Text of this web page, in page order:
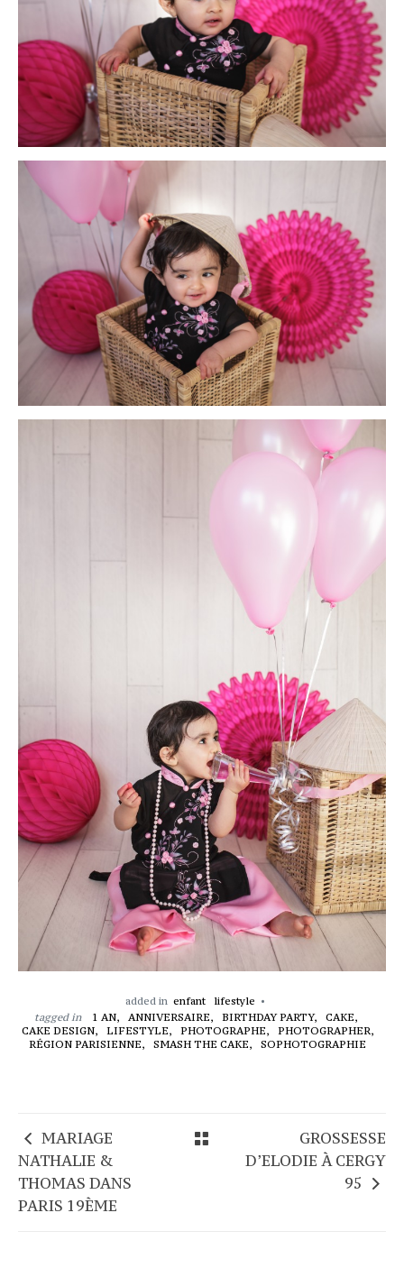
added in enfant
lifestyle
tagged in
1 AN, ANNIVERSAIRE, BIRTHDAY PARTY,
CAKE,
CAKE DESIGN,
LIFESTYLE, PHOTOGRAPHE,
PHOTOGRAPHER,
RÉGION PARISIENNE,
SMASH THE CAKE, SOPHOTOGRAPHIE
MARIAGE
NATHALIE &
THOMAS DANS
PARIS 19ÈME
GROSSESSE
D’ELODIE À CERGY
95